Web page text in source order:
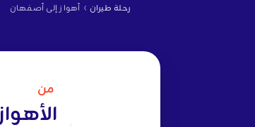
رحلة طيران › أهواز إلى أصفهان
من
الأهواز